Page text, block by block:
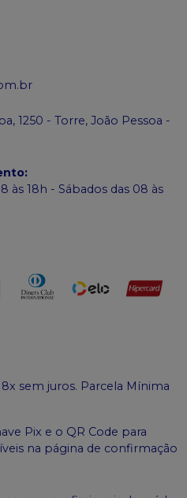
1250 - Torre, João Pessoa -
:
às 18h - Sábados das 08 às
sem juros. Parcela Mínima
Pix e o QR Code para
na página de confirmação